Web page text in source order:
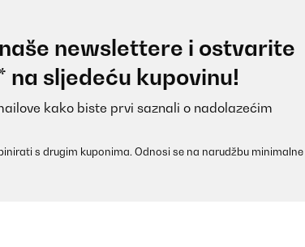
es ist gut angekommen jeden Tag läuft es bei uns
newslettere i ostvarite
na sljedeću kupovinu!
kako biste prvi saznali o nadolazećim
s drugim kuponima. Odnosi se na narudžbu minimalne